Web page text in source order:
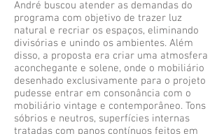
André buscou atender as demandas do
programa com objetivo de trazer luz
natural e recriar os espaços, eliminando
divisórias e unindo os ambientes. Além
disso, a proposta era criar uma atmosfera
aconchegante e solene, onde o mobiliário
desenhado exclusivamente para o projeto
pudesse entrar em consonância com o
mobiliário vintage e contemporâneo. Tons
sóbrios e neutros, superfícies internas
tratadas com panos contínuos feitos em